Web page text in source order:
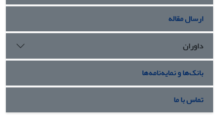
ارسال مقاله
داوران
بانک‌ها و نمایه‌نامه‌ها
تماس با ما